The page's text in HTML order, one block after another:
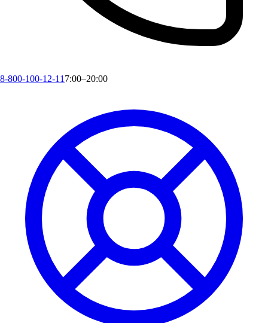
8-800-100-12-11 7:00–20:00